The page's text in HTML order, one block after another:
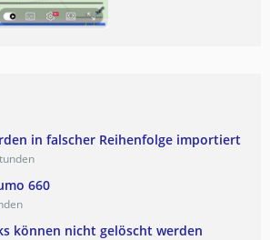
in falscher Reihenfolge importiert
660
können nicht gelöscht werden